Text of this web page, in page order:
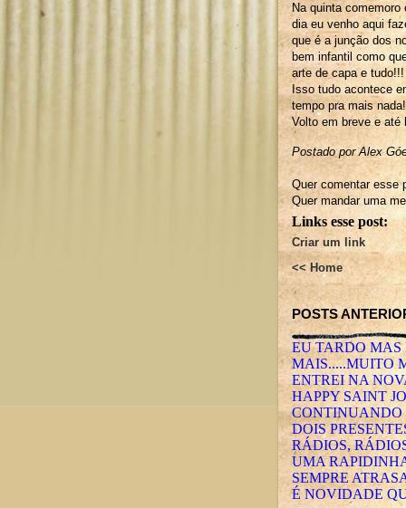
Na quinta comemoro
dia eu venho aqui
que é a junção dos
bem infantil como
arte de capa e tudo!!!
Isso tudo acontece
tempo pra mais
Volto em breve e até
Postado por Alex
Quer comentar esse
Quer mandar uma
Links esse post:
Criar um link
<< Home
POSTS
EU TARDO
MAIS.....MUITO
ENTREI NA
HAPPY SAINT
CONTINUANDO
DOIS
RÁDIOS,
UMA
SEMPRE
É NOVIDADE